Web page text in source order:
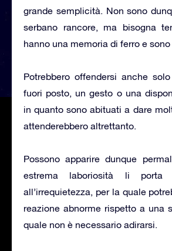
grande semplicità. Non sono
serbano rancore, ma bisogna
hanno una memoria di ferro e
Potrebbero offendersi anche
fuori posto, un gesto o una
in quanto sono abituati a dare
attenderebbero altrettanto.
Possono apparire dunque
estrema laboriosità li porta
all’irrequietezza, per la quale
reazione abnorme rispetto a una
quale non è necessario adirarsi.